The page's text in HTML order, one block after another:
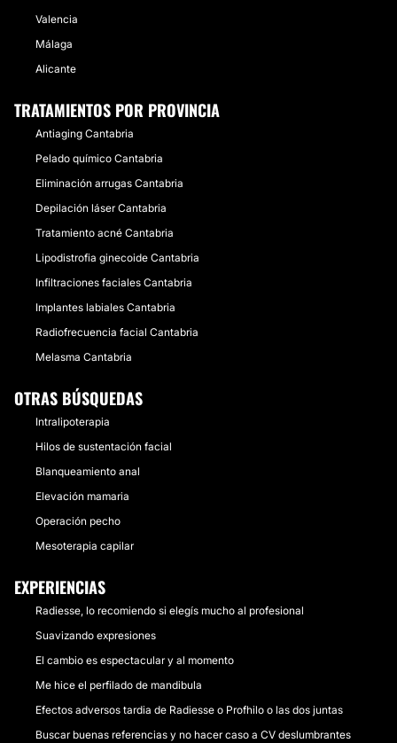
Valencia
Málaga
Alicante
TRATAMIENTOS POR PROVINCIA
Antiaging Cantabria
Pelado químico Cantabria
Eliminación arrugas Cantabria
Depilación láser Cantabria
Tratamiento acné Cantabria
Lipodistrofia ginecoide Cantabria
Infiltraciones faciales Cantabria
Implantes labiales Cantabria
Radiofrecuencia facial Cantabria
Melasma Cantabria
OTRAS BÚSQUEDAS
Intralipoterapia
Hilos de sustentación facial
Blanqueamiento anal
Elevación mamaria
Operación pecho
Mesoterapia capilar
EXPERIENCIAS
Radiesse, lo recomiendo si elegís mucho al profesional
Suavizando expresiones
El cambio es espectacular y al momento
Me hice el perfilado de mandibula
Efectos adversos tardia de Radiesse o Profhilo o las dos juntas
Buscar buenas referencias y no hacer caso a CV deslumbrantes